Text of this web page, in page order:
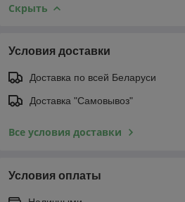
Скрыть
Условия доставки
Доставка по всей Беларуси
Доставка "Самовывоз"
Все условия доставки
Условия оплаты